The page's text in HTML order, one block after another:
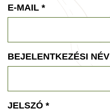
E-MAIL *
BEJELENTKEZÉSI NÉV
JELSZÓ *